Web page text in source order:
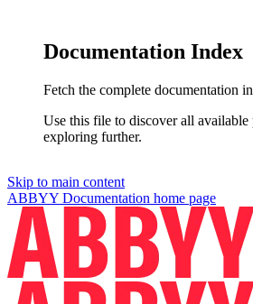
Documentation Index
Fetch the complete documentation
Use this file to discover all available
exploring further.
Skip to main content
ABBYY Documentation home page